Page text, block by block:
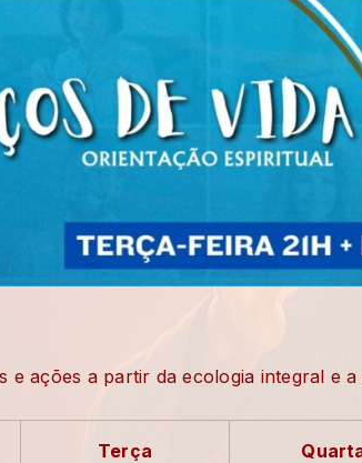
ações a partir da ecologia integral e a
Terça